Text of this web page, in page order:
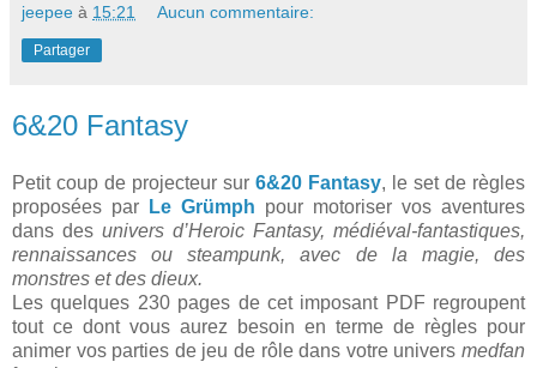
jeepee à 15:21 Aucun commentaire:
Partager
6&20 Fantasy
Petit coup de projecteur sur 6&20 Fantasy, le set de règles
proposées par
Le Grümph pour motoriser vos aventures
dans des univers d’Heroic Fantasy, médiéval-fantastiques,
rennaissances ou steampunk, avec de la magie, des
monstres et des dieux.
Les quelques 230 pages de cet imposant PDF regroupent
tout ce dont vous aurez besoin en terme de règles pour
animer vos parties de jeu de rôle dans votre univers medfan